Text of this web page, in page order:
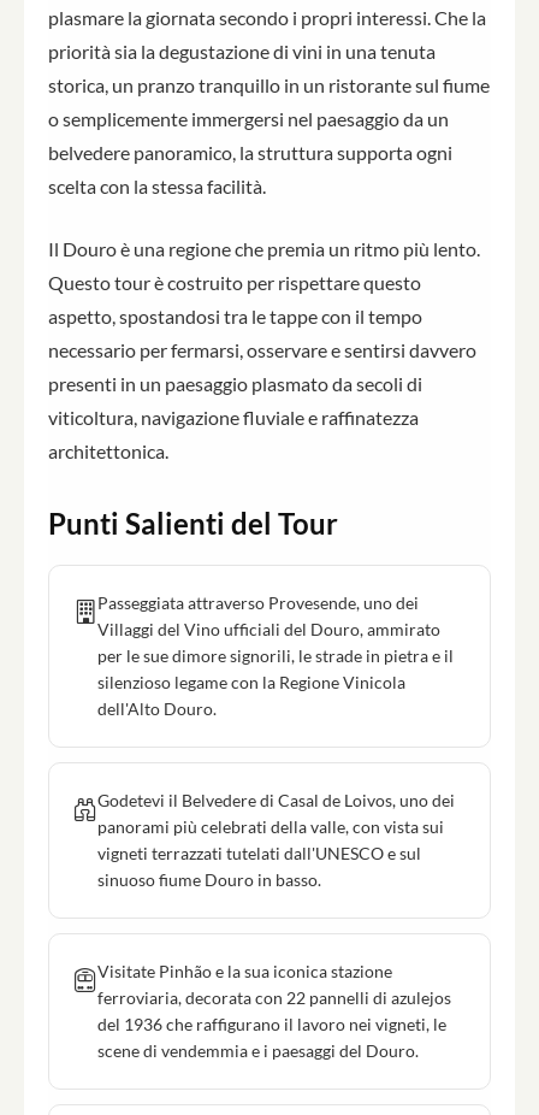
plasmare la giornata secondo i propri interessi. Che la
priorità sia la degustazione di vini in una tenuta
storica, un pranzo tranquillo in un ristorante sul fiume
o semplicemente immergersi nel paesaggio da un
belvedere panoramico, la struttura supporta ogni
scelta con la stessa facilità.
Il Douro è una regione che premia un ritmo più lento.
Questo tour è costruito per rispettare questo
aspetto, spostandosi tra le tappe con il tempo
necessario per fermarsi, osservare e sentirsi davvero
presenti in un paesaggio plasmato da secoli di
viticoltura, navigazione fluviale e raffinatezza
architettonica.
Punti Salienti del Tour
Passeggiata attraverso Provesende, uno dei
Villaggi del Vino ufficiali del Douro, ammirato
per le sue dimore signorili, le strade in pietra e il
silenzioso legame con la Regione Vinicola
dell'Alto Douro.
Godetevi il Belvedere di Casal de Loivos, uno dei
panorami più celebrati della valle, con vista sui
vigneti terrazzati tutelati dall'UNESCO e sul
sinuoso fiume Douro in basso.
Visitate Pinhão e la sua iconica stazione
ferroviaria, decorata con 22 pannelli di azulejos
del 1936 che raffigurano il lavoro nei vigneti, le
scene di vendemmia e i paesaggi del Douro.